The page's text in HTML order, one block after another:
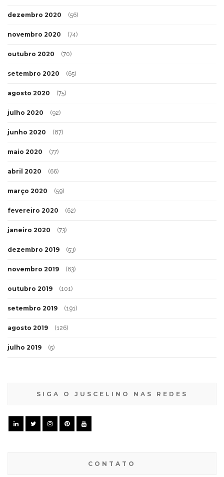
dezembro 2020 (56)
novembro 2020 (74)
outubro 2020 (70)
setembro 2020 (65)
agosto 2020 (75)
julho 2020 (92)
junho 2020 (87)
maio 2020 (77)
abril 2020 (66)
março 2020 (59)
fevereiro 2020 (62)
janeiro 2020 (73)
dezembro 2019 (53)
novembro 2019 (63)
outubro 2019 (101)
setembro 2019 (191)
agosto 2019 (126)
julho 2019 (5)
SIGA O JUSCELINO NAS REDES
CONTATO